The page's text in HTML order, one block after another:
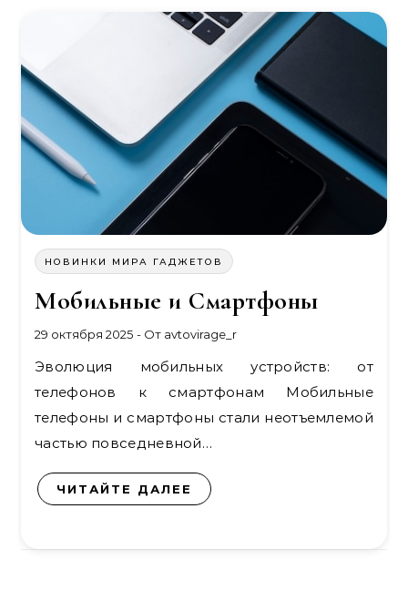
НОВИНКИ МИРА ГАДЖЕТОВ
Мобильные и Смартфоны
29 октября 2025 - От avtovirage_r
Эволюция мобильных устройств: от
телефонов к смартфонам Мобильные
телефоны и смартфоны стали неотъемлемой
частью повседневной…
ЧИТАЙТЕ ДАЛЕЕ